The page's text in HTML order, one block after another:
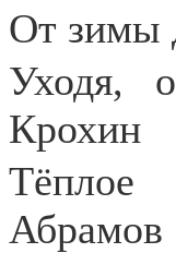
От зимы
Уходя,
Крохин
Тёплое
Абрамов